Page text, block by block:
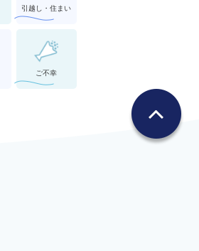
引越し・住まい
ご不幸